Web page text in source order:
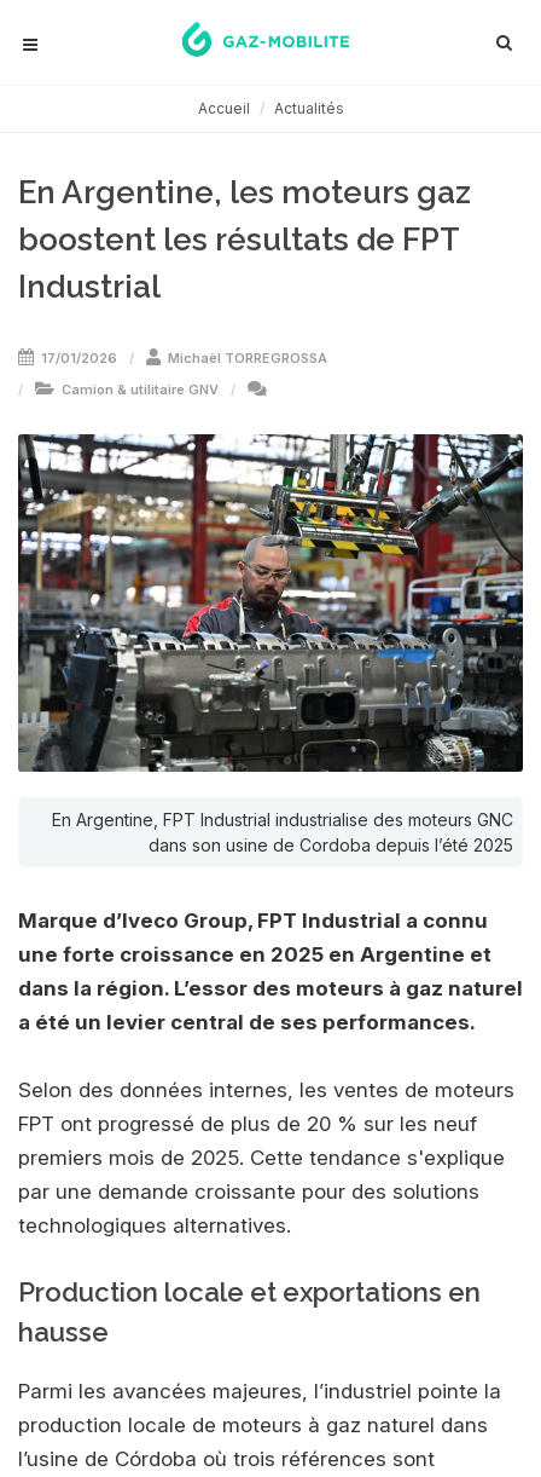
Accueil Actualités
En Argentine, les moteurs gaz
boostent les résultats de FPT
Industrial
17/01/2026
Michaël TORREGROSSA
Camion & utilitaire GNV
En Argentine, FPT Industrial industrialise des moteurs GNC
dans son usine de Cordoba depuis l’été 2025
Marque d’Iveco Group, FPT Industrial a connu
une forte croissance en 2025 en Argentine et
dans la région. L’essor des moteurs à gaz naturel
a été un levier central de ses performances.
Selon des données internes, les ventes de moteurs
FPT ont progressé de plus de 20 % sur les neuf
premiers mois de 2025. Cette tendance s'explique
par une demande croissante pour des solutions
technologiques alternatives.
Production locale et exportations en
hausse
Parmi les avancées majeures, l’industriel pointe la
production locale de moteurs à gaz naturel dans
l’usine de Córdoba où trois références sont